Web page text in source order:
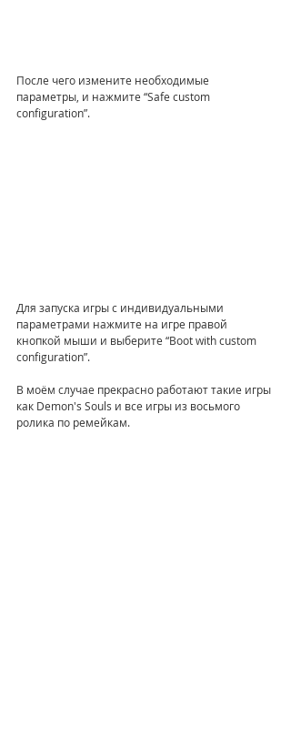
После чего измените необходимые
параметры, и нажмите “Safe custom
configuration”.
Для запуска игры с индивидуальными
параметрами нажмите на игре правой
кнопкой мыши и выберите “Boot with custom
configuration”.
В моём случае прекрасно работают такие игры
как Demon's Souls и все игры из восьмого
ролика по ремейкам.